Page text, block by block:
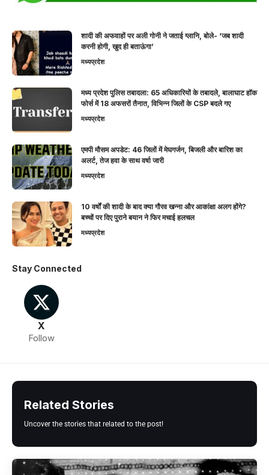
शादी की अफवाहों पर अली गोनी ने जताई ग्लानि, बोले- ‘जब शादी
करनी होगी, खुद ही बताऊंगा’
मध्यप्रदेश
मध्य प्रदेश पुलिस तबादला: 65 अधिकारियों के तबादले, बालाघाट हॉक
फोर्स में 18 अफसरों तैनात, विभिन्न जिलों के CSP बदले गए
मध्यप्रदेश
एमपी मौसम अपडेट: 46 जिलों में मेघगर्जन, बिजली और बारिश का
अलर्ट, तेज हवा के साथ वर्षा जारी
मध्यप्रदेश
10 वर्षों की शादी के बाद क्या गौरव खन्ना और आकांक्षा अलग होंगे?
बच्चों पर दिए पुराने बयान ने फिर मचाई हलचल
मध्यप्रदेश
Stay Connected
X
Follow
Related Stories
Uncover the stories that related to the post!